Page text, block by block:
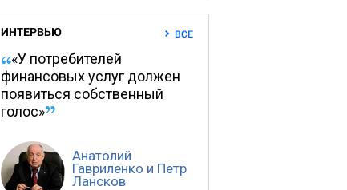
ИНТЕРВЬЮ ВСЕ
«У потребителей
финансовых услуг должен
появиться собственный
голос»
Анатолий
Гавриленко и Петр
Лансков